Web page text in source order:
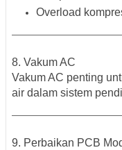
Overload
8. Vakum AC
Vakum AC penting
air dalam sistem
9. Perbaikan PCB